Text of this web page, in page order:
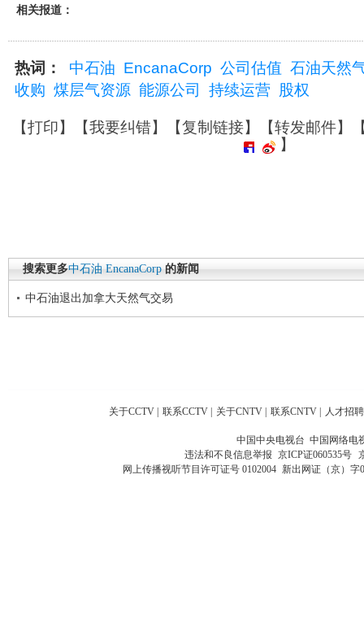
相关报道：
热词： 中石油 EncanaCorp 公司估值 石油天然
收购 煤层气资源 能源公司 持续运营 股权
【打印】【我要纠错】【复制链接】【转发邮件】
】
搜索更多中石油 EncanaCorp 的新闻
中石油退出加拿大天然气交易
关于CCTV 联系CCTV 关于CNTV 联系CNTV 人才招聘
中国中央电视台 中国网络电
违法和不良信息举报 京ICP证060535号
网上传播视听节目许可证号 0102004 新出网证（京）